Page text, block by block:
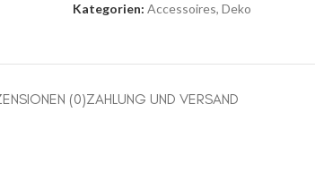
Kategorien: Accessoires, Deko
(0)ZAHLUNG UND VERSAND